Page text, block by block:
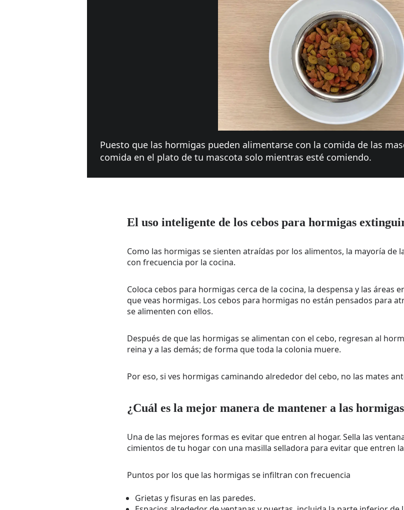
Puesto que las hormigas pueden alimentarse con la comida de las
comida en el plato de tu mascota solo mientras esté comiendo.
El uso inteligente de los cebos para hormigas
Como las hormigas se sienten atraídas por los alimentos, la mayoría de
con frecuencia por la cocina.
Coloca cebos para hormigas cerca de la cocina, la despensa y las áreas
que veas hormigas. Los cebos para hormigas no están pensados para
se alimenten con ellos.
Después de que las hormigas se alimentan con el cebo, regresan al
reina y a las demás; de forma que toda la colonia muere.
Por eso, si ves hormigas caminando alrededor del cebo, no las mates
¿Cuál es la mejor manera de mantener a las
Una de las mejores formas es evitar que entren al hogar. Sella las
cimientos de tu hogar con una masilla selladora para evitar que entren
Puntos por los que las hormigas se infiltran con frecuencia
Grietas y fisuras en las paredes.